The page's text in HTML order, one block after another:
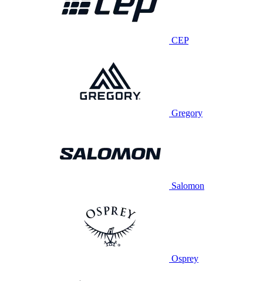
CEP
Gregory
Salomon
Osprey